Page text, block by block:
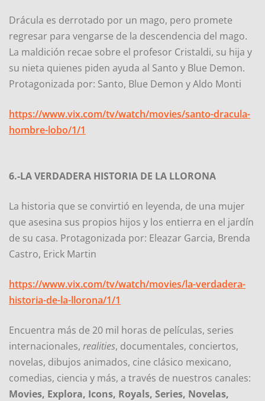
Drácula es derrotado por un mago, pero promete
regresar para vengarse de la descendencia del mago.
La maldición recae sobre el profesor Cristaldi, su hija y
su nieta quienes piden ayuda al Santo y Blue Demon.
Protagonizada por: Santo, Blue Demon y Aldo Monti
https://www.vix.com/tv/watch/movies/santo-dracula-
hombre-lobo/1/1
6.-LA VERDADERA HISTORIA DE LA LLORONA
La historia que se convirtió en leyenda, de una mujer
que asesina sus propios hijos y los entierra en el jardín
de su casa. Protagonizada por: Eleazar Garcia, Brenda
Castro, Erick Martin
https://www.vix.com/tv/watch/movies/la-verdadera-
historia-de-la-llorona/1/1
Encuentra más de 20 mil horas de películas, series
internacionales, realities, documentales, conciertos,
novelas, dibujos animados, cine clásico mexicano,
comedias, ciencia y más, a través de nuestros canales:
Movies, Explora, Icons, Royals, Series, Novelas,